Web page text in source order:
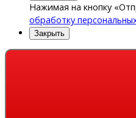
Нажимая на кнопку
обработку
Закрыть